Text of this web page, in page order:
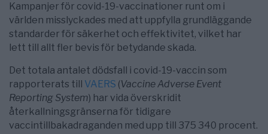
Kampanjer för covid-19-vaccinationer runt om i
världen misslyckades med att uppfylla grundläggande
standarder för säkerhet och effektivitet, vilket har
lett till allt fler bevis för betydande skada.
Det totala antalet dödsfall i covid-19-vaccin som
rapporterats till VAERS (Vaccine Adverse Event
Reporting System) har vida överskridit
återkallningsgränserna för tidigare
vaccintillbakadraganden med upp till 375 340 procent.